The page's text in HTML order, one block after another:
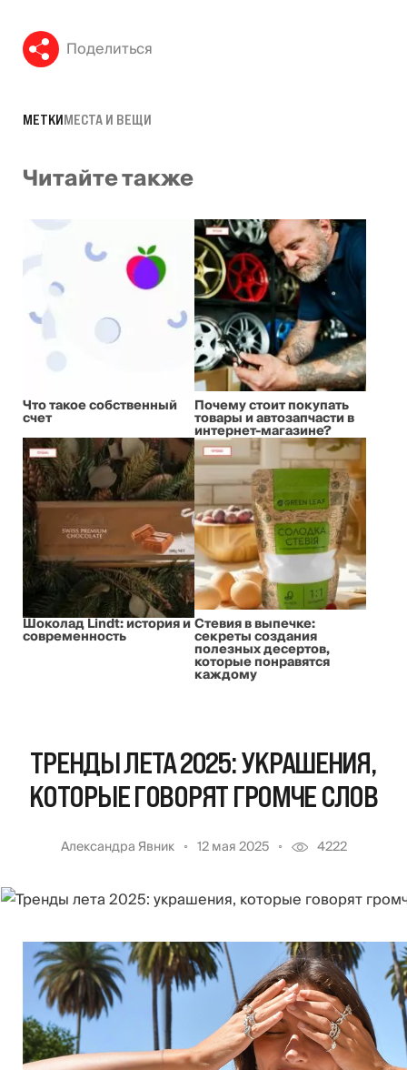
Поделиться
МЕТКИМЕСТА И ВЕЩИ
Читайте также
Что такое собственный
счет
Почему стоит покупать
товары и автозапчасти в
интернет-магазине?
Шоколад Lindt: история и
современность
Стевия в выпечке:
секреты создания
полезных десертов,
которые понравятся
каждому
ТРЕНДЫ ЛЕТА 2025: УКРАШЕНИЯ,
КОТОРЫЕ ГОВОРЯТ ГРОМЧЕ СЛОВ
Александра Явник 12 мая 2025 4222